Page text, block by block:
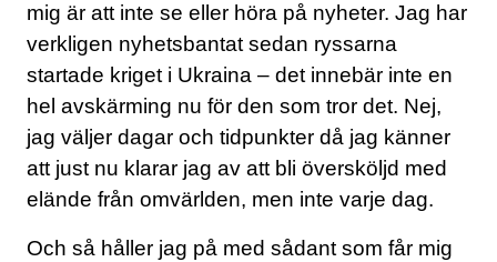
mig är att inte se eller höra på nyheter. Jag har
verkligen nyhetsbantat sedan ryssarna
startade kriget i Ukraina – det innebär inte en
hel avskärming nu för den som tror det. Nej,
jag väljer dagar och tidpunkter då jag känner
att just nu klarar jag av att bli översköljd med
elände från omvärlden, men inte varje dag.
Och så håller jag på med sådant som får mig